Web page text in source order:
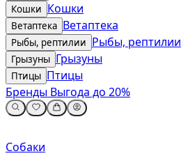
Кошки Кошки
Ветаптека Ветаптека
Рыбы, рептилии Рыбы, рептилии
Грызуны Грызуны
Птицы Птицы
Бренды Выгода до 20%
Собаки